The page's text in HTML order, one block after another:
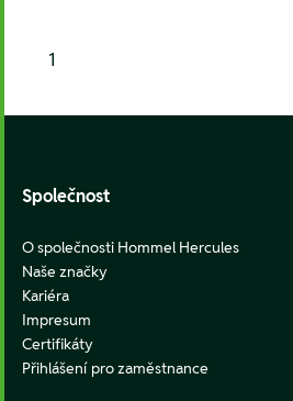
1
Footer
Společnost
O společnosti Hommel Hercules
Naše značky
Kariéra
Impresum
Certifikáty
Přihlášení pro zaměstnance